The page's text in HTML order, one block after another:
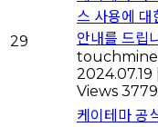
29
스 사용에 대
안내를 드립
2024.07.19
Views 3779
케이테마 공